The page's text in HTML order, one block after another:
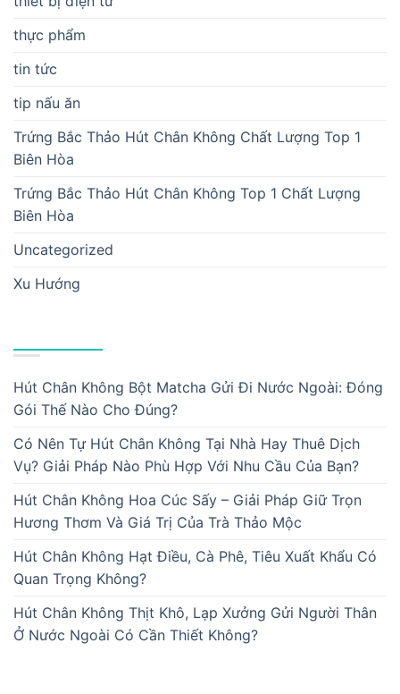
thực phẩm
tin tức
tip nấu ăn
Trứng Bắc Thảo Hút Chân Không Chất Lượng Top 1
Biên Hòa
Trứng Bắc Thảo Hút Chân Không Top 1 Chất Lượng
Biên Hòa
Uncategorized
Xu Hướng
Hút Chân Không Bột Matcha Gửi Đi Nước Ngoài: Đóng
Gói Thế Nào Cho Đúng?
Có Nên Tự Hút Chân Không Tại Nhà Hay Thuê Dịch
Vụ? Giải Pháp Nào Phù Hợp Với Nhu Cầu Của Bạn?
Hút Chân Không Hoa Cúc Sấy – Giải Pháp Giữ Trọn
Hương Thơm Và Giá Trị Của Trà Thảo Mộc
Hút Chân Không Hạt Điều, Cà Phê, Tiêu Xuất Khẩu Có
Quan Trọng Không?
Hút Chân Không Thịt Khô, Lạp Xưởng Gửi Người Thân
Ở Nước Ngoài Có Cần Thiết Không?